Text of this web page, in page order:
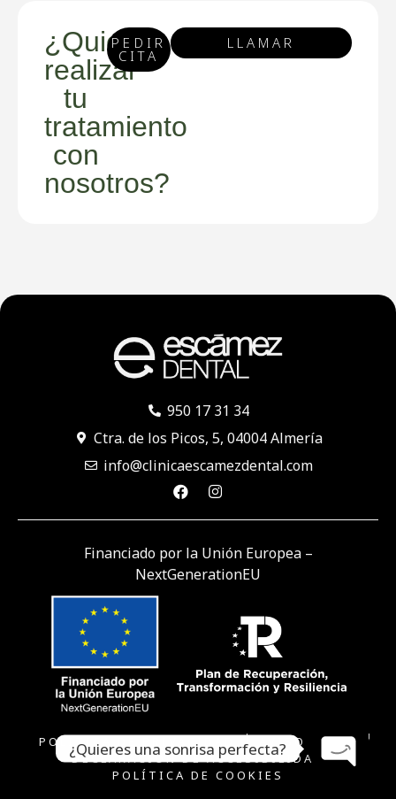
¿Quieres
realizar
tu
tratamiento
con
nosotros?
PEDIR
CITA
LLAMAR
950 17 31 34
Ctra. de los Picos, 5, 04004 Almería
info@clinicaescamezdental.com
Financiado por la Unión Europea –
NextGenerationEU
POLÍTICA DE PRIVACIDAD
AVISO LEGAL
DECLARACIÓN DE ACCESIBILIDAD
POLÍTICA DE COOKIES
¿Quieres una sonrisa perfecta?